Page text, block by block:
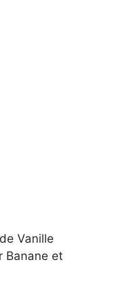
Vanille
Banane et